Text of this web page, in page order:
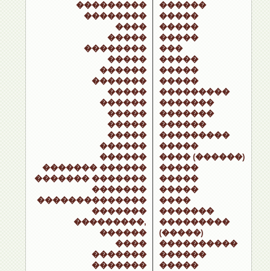
���������
��������
����
�����
��������
�����
������
�������
�����
������
�����
�����
�����
������
������
������� ������
������� �������
�������
��������������
�������
���������,
������
����
�������
�������
������
�����
�����
�����
���
�����
�����
�����
���������
�������
�������
������
���������
�����
���� (������)
�����
�����
�����
����
�������
���������
(�����)
����������
������
�����